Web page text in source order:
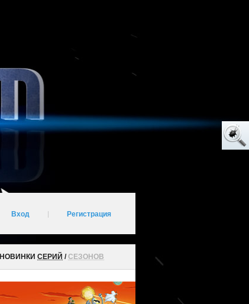
Вход Регистрация
НОВИНКИ СЕРИЙ /СЕЗОНОВ